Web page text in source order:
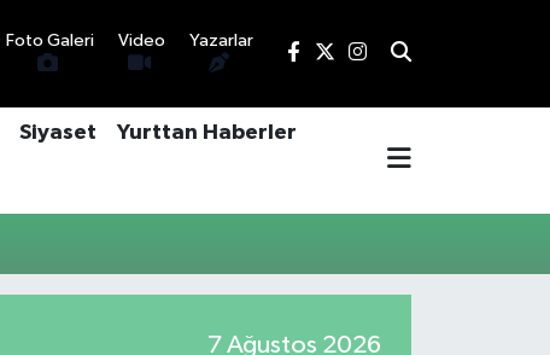
Foto Galeri Video Yazarlar
Siyaset Yurttan Haberler
7 Ağustos 2026